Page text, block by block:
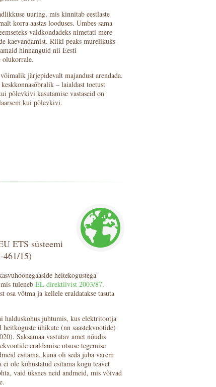
uuring, mis kinnitab eestlaste
korra aastas looduses. Umbes sama
valdkondadeks nimetati mere
kaevandamist. Riiki peaks murelikuks
hinnanguid nii Eesti
olukorrale.
järjepidevalt majandust arendada.
– laialdast toetust
põlevkivi kasutamise vastaseid on
kui põlevkivi.
ETS süsteemi
461/15)
heitekogustega
tuleneb EL direktiivist 2003/87.
osa võtma ja kellele eraldatakse tasuta
halduskohus juhtumis, kus elektritootja
ühikute (nn saastekvootide)
Saksamaa vastutav amet nõudis
eraldamise otsuse tegemise
esitama, kuna oli seda juba varem
ole kohustatud esitama kogu teavet
vaid üksnes neid andmeid, mis võivad